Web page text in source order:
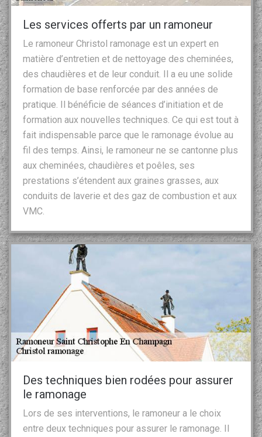
Les services offerts par un ramoneur
Le ramoneur Christol ramonage est un expert en
matière d’entretien et de nettoyage des cheminées,
des chaudières et de leur conduit. Il a eu une solide
formation de base renforcée par des années de
pratique. Il bénéficie de séances d’initiation et de
formation aux nouvelles techniques. Ce qui est tout à
fait indispensable parce que le ramonage évolue au
fil des temps. Ainsi, le ramoneur ne se cantonne plus
aux cheminées, chaudières et poêles, ses
prestations s’étendent aux graines grasses, aux
conduits de laverie et des gaz de combustion et aux
VMC.
Des techniques bien rodées pour assurer
le ramonage
Lors de ses interventions, le ramoneur a le choix
entre deux techniques pour assurer le ramonage. Il